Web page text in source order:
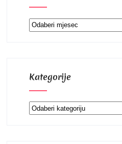
Arhiva
Kategorije
Kategorije